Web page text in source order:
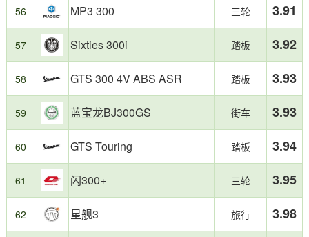
56 MP3 300 三轮 3.91
57 Sixties 300i 踏板 3.92
58 GTS 300 4V ABS ASR 踏板 3.93
59 蓝宝龙BJ300GS 街车 3.93
60 GTS Touring 踏板 3.94
61 闪300+ 三轮 3.95
62 星舰3 旅行 3.98